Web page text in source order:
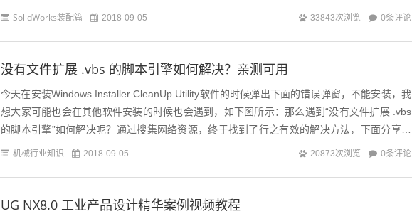
示：使用轮廓中心高级配合，我们...
SolidWorks装配篇 2018-09-05 33843次浏览 0条评论
没有文件扩展 .vbs 的脚本引擎如何解决？亲测可用
今天在安装Windows Installer CleanUp Utility软件的时候弹出下面的错误弹窗，不能安装，我
想大家可能也会在其他软件安装的时候也会遇到，如下图所示：那么遇到“没有文件扩展 .vbs
的脚本引擎”如何解决呢？通过搜集网络资源，终于找到了行之有效的解决方法，下面分享给
溪风博客的...
机械行业知识 2018-09-05 20873次浏览 0条评论
UG NX8.0 工业产品设计精华案例视频教程